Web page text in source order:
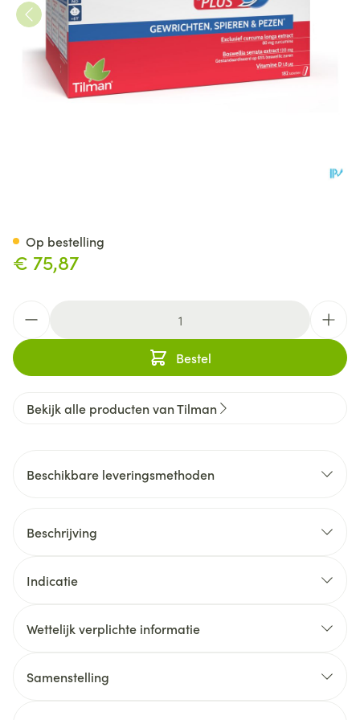
€ 75,87
Bestel
Op bestelling
Bekijk alle producten van Tilman
Beschikbare leveringsmethoden
Beschrijving
Indicatie
Wettelijk verplichte informatie
Samenstelling